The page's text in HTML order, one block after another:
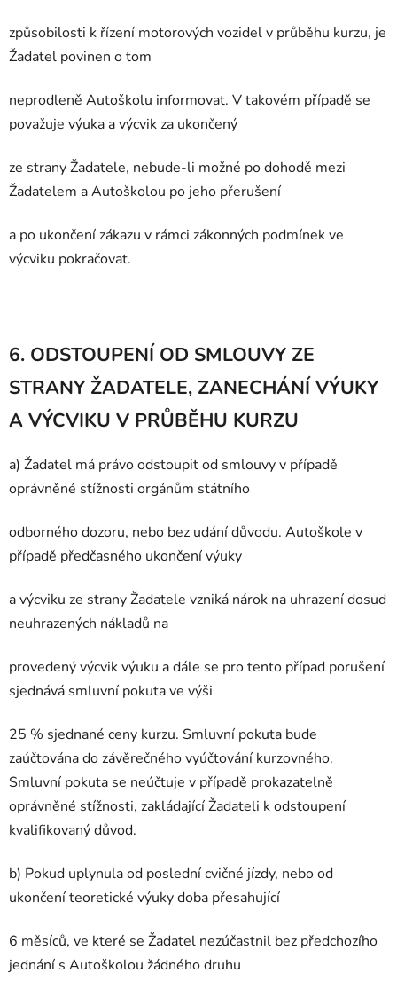
způsobilosti k řízení motorových vozidel v průběhu kurzu, je
Žadatel povinen o tom
neprodleně Autoškolu informovat. V takovém případě se
považuje výuka a výcvik za ukončený
ze strany Žadatele, nebude-li možné po dohodě mezi
Žadatelem a Autoškolou po jeho přerušení
a po ukončení zákazu v rámci zákonných podmínek ve
výcviku pokračovat.
6. ODSTOUPENÍ OD SMLOUVY ZE
STRANY ŽADATELE, ZANECHÁNÍ VÝUKY
A VÝCVIKU V PRŮBĚHU KURZU
a) Žadatel má právo odstoupit od smlouvy v případě
oprávněné stížnosti orgánům státního
odborného dozoru, nebo bez udání důvodu. Autoškole v
případě předčasného ukončení výuky
a výcviku ze strany Žadatele vzniká nárok na uhrazení dosud
neuhrazených nákladů na
provedený výcvik výuku a dále se pro tento případ porušení
sjednává smluvní pokuta ve výši
25 % sjednané ceny kurzu. Smluvní pokuta bude
zaúčtována do závěrečného vyúčtování kurzovného.
Smluvní pokuta se neúčtuje v případě prokazatelně
oprávněné stížnosti, zakládající Žadateli k odstoupení
kvalifikovaný důvod.
b) Pokud uplynula od poslední cvičné jízdy, nebo od
ukončení teoretické výuky doba přesahující
6 měsíců, ve které se Žadatel nezúčastnil bez předchozího
jednání s Autoškolou žádného druhu